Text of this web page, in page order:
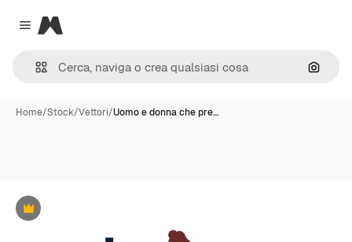
Close menu
Magnific
Cerca
Home/Stock/Vettori/Uomo e donna che pre…
Premium